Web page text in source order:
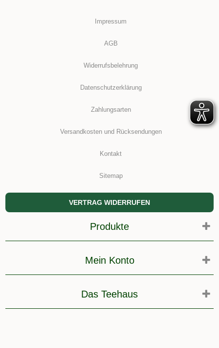
Impressum
AGB
Widerrufsbelehrung
Datenschutzerklärung
Zahlungsarten
Versandkosten und Rücksendungen
Kontakt
Sitemap
VERTRAG WIDERRUFEN
Produkte
Mein Konto
Das Teehaus